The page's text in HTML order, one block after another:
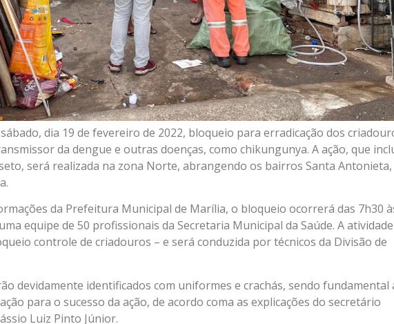
dia 19 de fevereiro de 2022, bloqueio para erradicação dos
da dengue e outras doenças, como chikungunya. A ação, que
será realizada na zona Norte, abrangendo os bairros Santa Antonieta,
da Prefeitura Municipal de Marília, o bloqueio ocorrerá das 7h30
equipe de 50 profissionais da Secretaria Municipal da Saúde. A
controle de criadouros – e será conduzida por técnicos da Divisão de
devidamente identificados com uniformes e crachás, sendo fundamental
para o sucesso da ação, de acordo coma as explicações do secretário
Luiz Pinto Júnior.